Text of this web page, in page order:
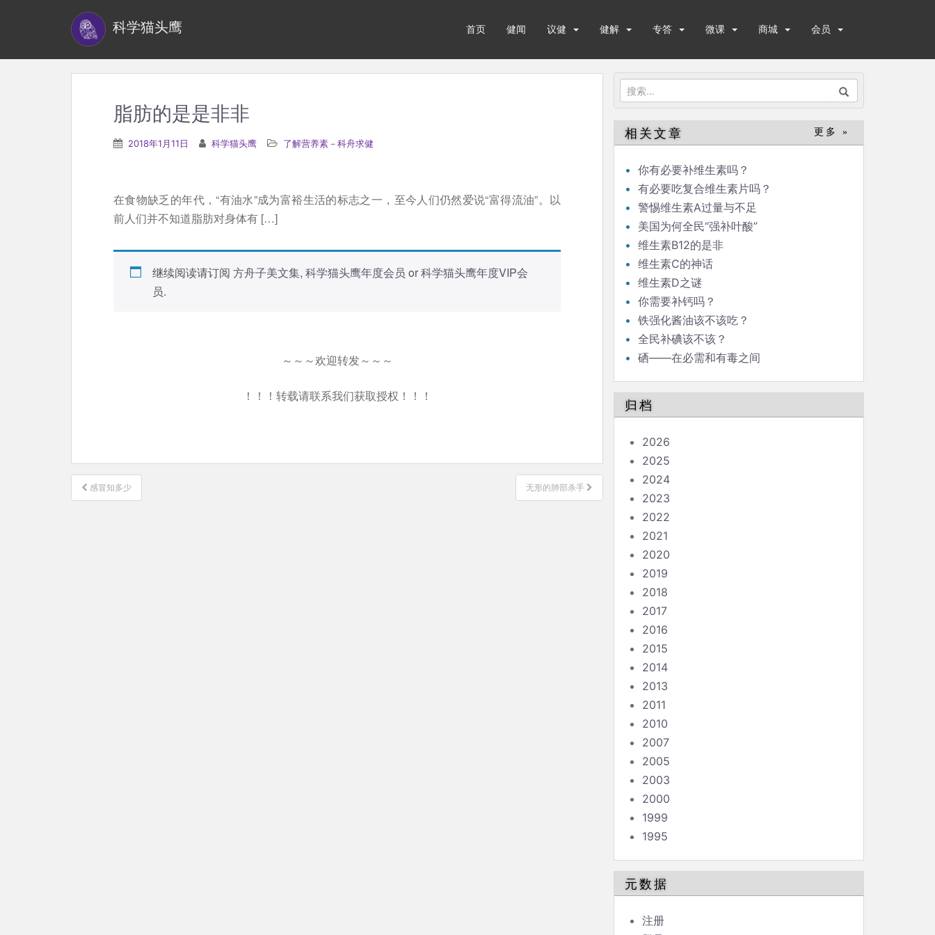
科学猫头鹰 首页 健闻 议健 健解 专答 微课 商城 会员
搜
索：
脂肪的是是非非
2018年1月11日 科学猫头鹰 了解营养素－科舟求健
在食物缺乏的年代，“有油水”成为富裕生活的标志之一，至今人们仍然爱说“富得流油”。以
前人们并不知道脂肪对身体有 […]
继续阅读请订阅 方舟子美文集, 科学猫头鹰年度会员 or科学猫头鹰年度VIP会
员.
～～～欢迎转发～～～
！！！转载请联系我们获取授权！！！
文
章
感冒知多少 无形的肺部杀手
相关文章 更多 »
你有必要补维生素吗？
有必要吃复合维生素片吗？
警惕维生素A过量与不足
美国为何全民“强补叶酸”
维生素B12的是非
维生素C的神话
维生素D之谜
你需要补钙吗？
铁强化酱油该不该吃？
全民补碘该不该？
硒——在必需和有毒之间
归档
2026
2025
2024
2023
2022
2021
2020
2019
2018
2017
2016
2015
2014
2013
2011
2010
2007
2005
2003
2000
1999
1995
元数据
注册